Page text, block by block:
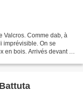
Valcros. Comme dab, à
imprévisible. On se
bois. Arrivés devant le